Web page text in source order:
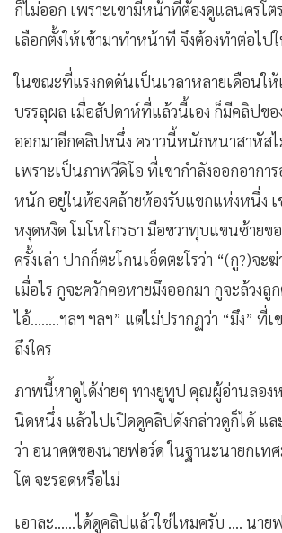
ก็ไม่ออก เพราะเขามีหน้าที่ต้องดูแลนครโต
เลือกตั้งให้เข้ามาทำหน้าที จึงต้องทำต่อไป
ในขณะที่แรงกดดันเป็นเวลาหลายเดือนให้
บรรลุผล เมื่อสัปดาห์ที่แล้วนี้เอง ก็มีคลิปข
ออกมาอีกคลิปหนึ่ง คราวนี้หนักหนาสาหัสไ
เพราะเป็นภาพวีดิโอ ที่เขากำลังออกอาการ
หนัก อยู่ในห้องคล้ายห้องรับแขกแห่งหนึ่ง เ
หงุดหงิด โมโหโกรธา มือขวาทุบแขนซ้ายขอ
ครั้งเล่า ปากก็ตะโกนเอ็ดตะโรว่า “(กู?)จะฆ่
เมื่อไร กูจะควักคอหายมึงออกมา กูจะล้วงลู
ไอ้........ฯลฯ ฯลฯ” แต่ไม่ปรากฏว่า “มึง” ที่
ถึงใคร
ภาพนี้หาดูได้ง่ายๆ ทางยูทูป คุณผู้อ่านลอง
นิดหนึ่ง แล้วไปเปิดดูคลิปดังกล่าวดูก็ได้ แล
ว่า อนาคตของนายฟอร์ด ในฐานะนายกเท
โต จะรอดหรือไม่
เอาละ......ได้ดูคลิปแล้วใช่ไหมครับ .... นาย